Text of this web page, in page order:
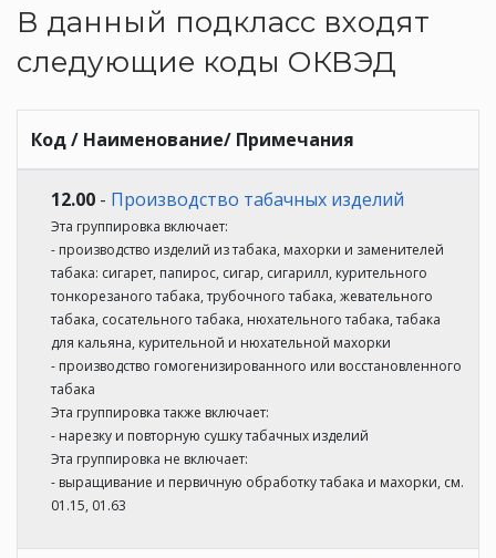
В данный подкласс входят
следующие коды ОКВЭД
Код / Наименование/ Примечания
12.00 - Производство табачных изделий
Эта группировка включает:
- производство изделий из табака, махорки и заменителей
табака: сигарет, папирос, сигар, сигарилл, курительного
тонкорезаного табака, трубочного табака, жевательного
табака, сосательного табака, нюхательного табака, табака
для кальяна, курительной и нюхательной махорки
- производство гомогенизированного или восстановленного
табака
Эта группировка также включает:
- нарезку и повторную сушку табачных изделий
Эта группировка не включает:
- выращивание и первичную обработку табака и махорки, см.
01.15, 01.63